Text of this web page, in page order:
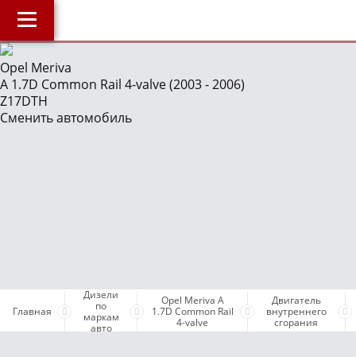
J
О компании
Наши услуги
Поддержка проекта и оплата услуг
Opel Meriva
A 1.7D Common Rail 4-valve (2003 - 2006)
Z17DTH
Сменить автомобиль
Главная
Дизели
по
маркам
авто
Opel Meriva A
1.7D Common Rail
4-valve
Двигатель
внутреннего
сгорания